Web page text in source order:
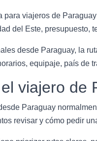
para viajeros de
del Este, presupuesto,
desde Paraguay, la
equipaje, país de
viajero de
Paraguay
revisar y cómo pedir